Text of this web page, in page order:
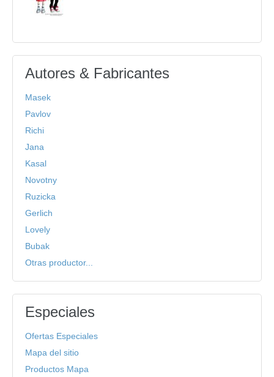
Autores & Fabricantes
Masek
Pavlov
Richi
Jana
Kasal
Novotny
Ruzicka
Gerlich
Lovely
Bubak
Otras productor...
Especiales
Ofertas Especiales
Mapa del sitio
Productos Mapa